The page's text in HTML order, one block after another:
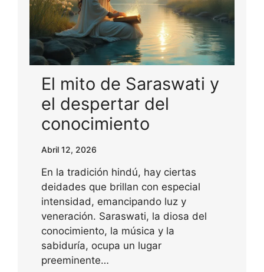
El mito de Saraswati y
el despertar del
conocimiento
Abril 12, 2026
En la tradición hindú, hay ciertas
deidades que brillan con especial
intensidad, emancipando luz y
veneración. Saraswati, la diosa del
conocimiento, la música y la
sabiduría, ocupa un lugar
preeminente…